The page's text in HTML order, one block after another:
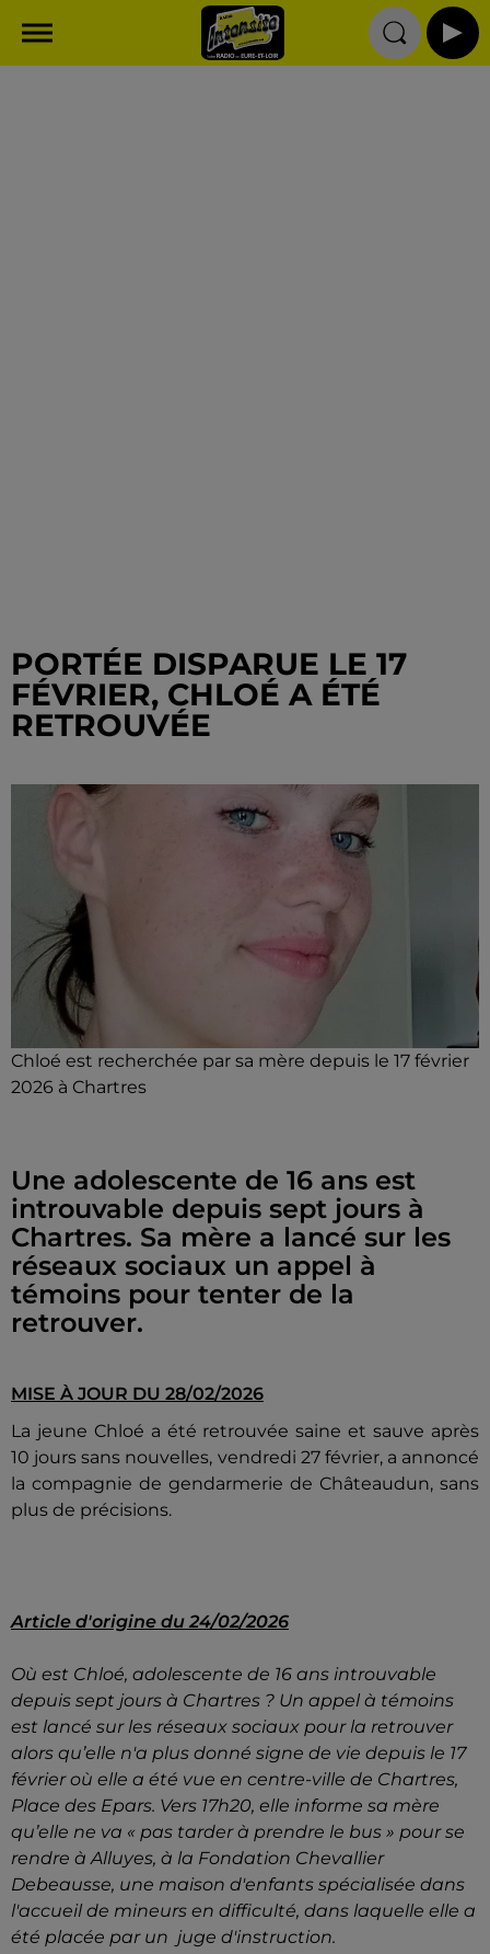
PORTÉE DISPARUE LE 17
FÉVRIER, CHLOÉ A ÉTÉ
RETROUVÉE
Chloé est recherchée par sa mère depuis le 17 février
2026 à Chartres
Une adolescente de 16 ans est
introuvable depuis sept jours à
Chartres. Sa mère a lancé sur les
réseaux sociaux un appel à
témoins pour tenter de la
retrouver.
MISE À JOUR DU 28/02/2026
La jeune Chloé a été retrouvée saine et sauve après
10 jours sans nouvelles, vendredi 27 février, a annoncé
la compagnie de gendarmerie de Châteaudun, sans
plus de précisions.
Article d'origine du 24/02/2026
Où est Chloé, adolescente de 16 ans introuvable
depuis sept jours à Chartres ? Un appel à témoins
est lancé sur les réseaux sociaux pour la retrouver
alors qu’elle n'a plus donné signe de vie depuis le 17
février où elle a été vue en centre-ville de Chartres,
Place des Epars. Vers 17h20, elle informe sa mère
qu’elle ne va « pas tarder à prendre le bus » pour se
rendre à Alluyes, à la Fondation Chevallier
Debeausse, une maison d'enfants spécialisée dans
l'accueil de mineurs en difficulté, dans laquelle elle a
été placée par un juge d'instruction.